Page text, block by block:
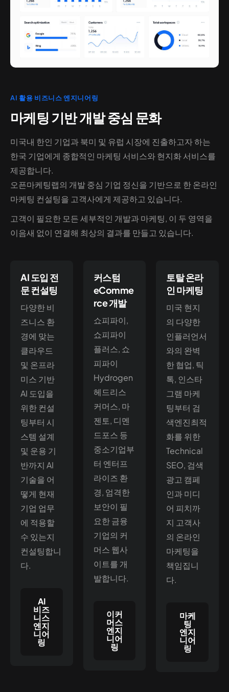
AI 활용 비즈니스 엔지니어링
마케팅 기반 개발 중심 문화
미국내 한인 기업과 북미 및 유럽 시장에 진출하고자 하는
한국 기업에게 종합적인 마케팅 서비스와 현지화 서비스를
제공합니다.
오픈마케팅랩의 개발 중심 기업 정신을 기반으로 한 온라인
마케팅 컨설팅을 고객사에게 제공하고 있습니다.
고객이 필요한 모든 세부적인 개발과 마케팅, 이 두 영역을
이음새 없이 연결해 최상의 결과를 만들고 있습니다.
AI 도입 전
문 컨설팅
다양한 비
즈니스 환
경에 맞는
클라우드
및 온프라
미스 기반
AI 도입을
위한 컨설
팅부터 시
스템 설계
및 운용 기
반까지 AI
기술을 어
떻게 현재
기업 업무
에 적용할
수 있는지
컨설팅합니
다.
AI
비즈
니스
엔지
니어
링
커스텀
eComme
rce 개발
쇼피파이,
쇼피파이
플러스, 쇼
피파이
Hydrogen
헤드리스
커머스, 마
젠토, 디멘
드포스 등
중소기업부
터 엔터프
라이즈 환
경, 엄격한
보안이 필
요한 금융
기업의 커
머스 웹사
이트를 개
발합니다.
이커
머스
엔지
니어
링
토탈 온라
인 마케팅
미국 현지
의 다양한
인플러언서
와의 완벽
한 협업, 틱
톡, 인스타
그램 마케
팅부터 검
색엔진최적
화를 위한
Technical
SEO, 검색
광고 캠페
인과 미디
어 피치까
지 고객사
의 온라인
마케팅을
책임집니
다.
마케
팅
엔지
니어
링